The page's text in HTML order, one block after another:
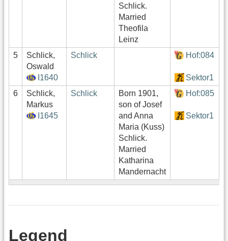
Schlick.
Married
Theofila
Leinz
5
Schlick,
Oswald
I1640
Schlick Hof:084
Sektor1
6
Schlick,
Markus
I1645
Schlick
Born 1901,
son of Josef
and Anna
Maria (Kuss)
Schlick.
Married
Katharina
Mandernacht
Hof:085
Sektor1
Legend